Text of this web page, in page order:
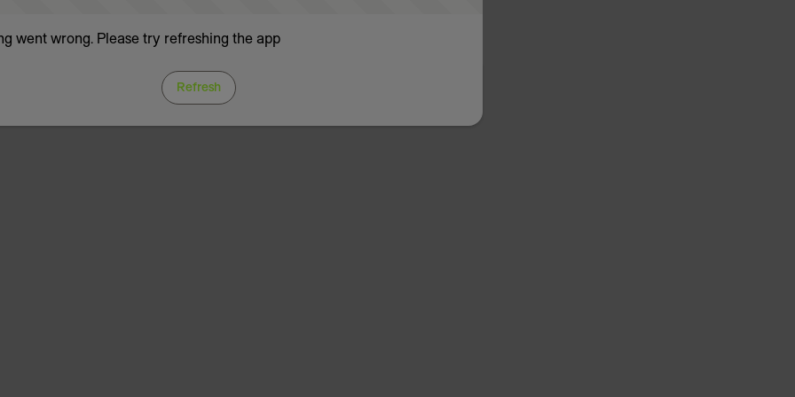
went wrong. Please try refreshing the app
Refresh